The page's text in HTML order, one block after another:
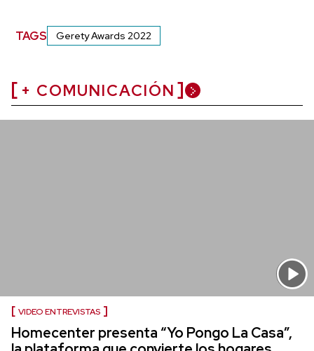
TAGS Gerety Awards 2022
+ COMUNICACIÓN
VIDEO ENTREVISTAS
Homecenter presenta “Yo Pongo La Casa”,